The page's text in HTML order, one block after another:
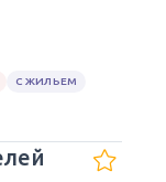
С ЖИЛЬЕМ